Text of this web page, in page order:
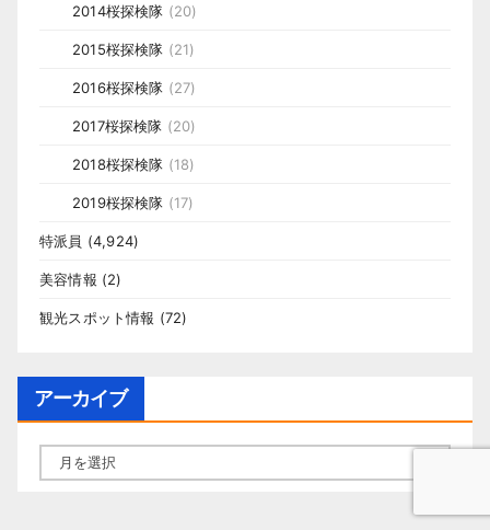
2014桜探検隊 (20)
2015桜探検隊 (21)
2016桜探検隊 (27)
2017桜探検隊 (20)
2018桜探検隊 (18)
2019桜探検隊 (17)
特派員 (4,924)
美容情報 (2)
観光スポット情報 (72)
アーカイブ